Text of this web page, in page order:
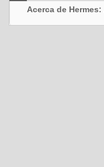
Acerca de Hermes: